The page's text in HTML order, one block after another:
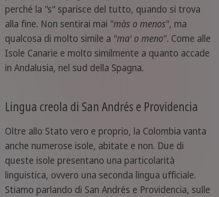
perché la "s" sparisce del tutto, quando si trova
alla fine. Non sentirai mai "màs o menos", ma
qualcosa di molto simile a "ma' o meno". Come alle
Isole Canarie e molto similmente a quanto accade
in Andalusia, nel sud della Spagna.
Lingua creola di San Andrés e Providencia
Oltre allo Stato vero e proprio, la Colombia vanta
anche numerose isole, abitate e non. Due di
queste isole presentano una particolarità
linguistica, ovvero una seconda lingua ufficiale.
Stiamo parlando di San Andrés e Providencia, sulle